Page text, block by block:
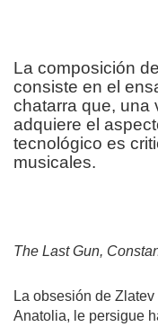
La composición
consiste en el
chatarra que, una
adquiere el
tecnológico es
musicales.
The Last Gun,
La obsesión de
Anatolia, le persigue
author/carmen-